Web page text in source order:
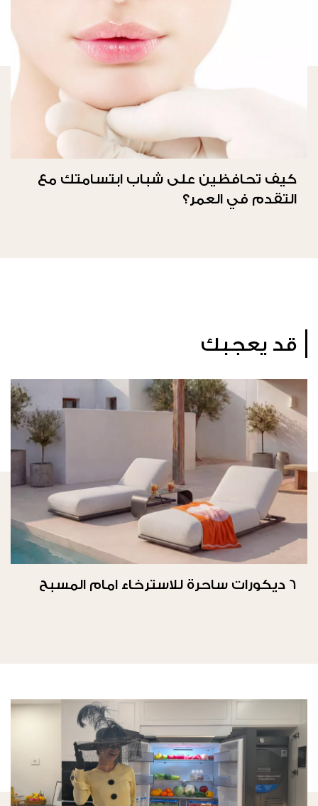
كيف تحافظين على شباب ابتسامتك مع
التقدم في العمر؟
قد يعجبك
6 ديكورات ساحرة للاسترخاء امام المسبح